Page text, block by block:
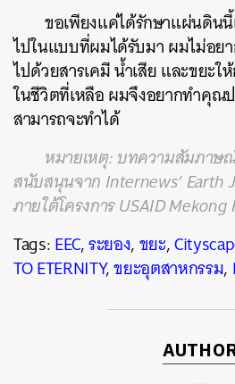
ขอเพียงแค่ได้รักษาแผ่นดิน
ไปในแบบที่ผมได้รับมา ผมไม่อ
ไปด้วยสารเคมี น้ำเสีย และขยะ
ในชีวิตที่เหลือ ผมจึงอยากทำคุณ
สามารถจะทำได้
หมายเหตุ: บทความสัมภาษ
สนับสนุนจาก Internews’ Earth
ภายใต้โครงการ USAID
Tags:EEC,ระยอง,ขยะ,
TO ETERNITY,ขยะอุตสาหกรรม,